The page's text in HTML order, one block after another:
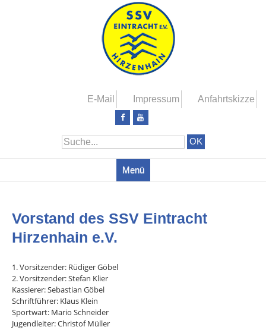
E-Mail Impressum Anfahrtskizze
Lass
uns
auf
Facebook
Kanal
Menü
Springen
Vorstand des SSV Eintracht
Hirzenhain e.V.
1. Vorsitzender: Rüdiger Göbel
2. Vorsitzender: Stefan Klier
Kassierer: Sebastian Göbel
Schriftführer: Klaus Klein
Sportwart: Mario Schneider
Jugendleiter: Christof Müller